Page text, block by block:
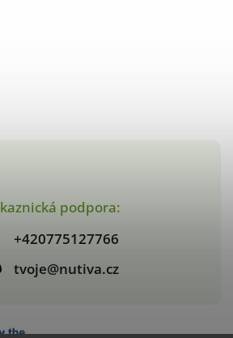
podpora:
+420775127766
tvoje@nutiva.cz